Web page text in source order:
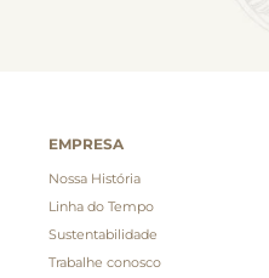
EMPRESA
Nossa História
Linha do Tempo
Sustentabilidade
Trabalhe conosco